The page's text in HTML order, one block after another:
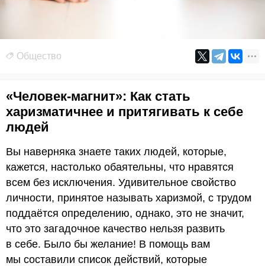
Общество
«Человек-магнит»: Как стать
харизматичнее и притягивать к себе
людей
Вы наверняка знаете таких людей, которые,
кажется, настолько обаятельны, что нравятся
всем без исключения. Удивительное свойство
личности, принятое называть харизмой, с трудом
поддаётся определению, однако, это не значит,
что это загадочное качество нельзя развить
в себе. Было бы желание! В помощь вам
мы составили список действий, которые